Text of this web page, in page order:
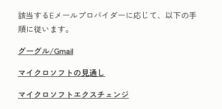
該当するEメールプロバイダーに応じて、以下の手
順に従います。
グーグル/Gmail
マイクロソフトの見通し
マイクロソフトエクスチェンジ